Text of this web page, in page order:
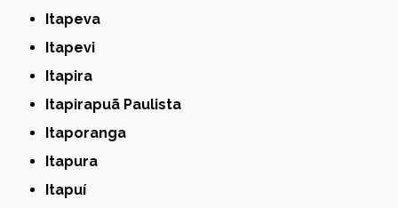
Itapeva
Itapevi
Itapira
Itapirapuã Paulista
Itaporanga
Itapura
Itapuí